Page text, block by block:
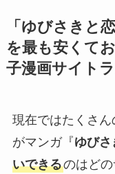
「ゆびさきと
を最も安くて
子漫画サイト
現在ではたくさ
がマンガ『ゆびさ
いできるのはど